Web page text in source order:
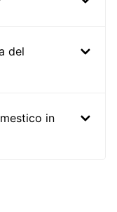
del
in